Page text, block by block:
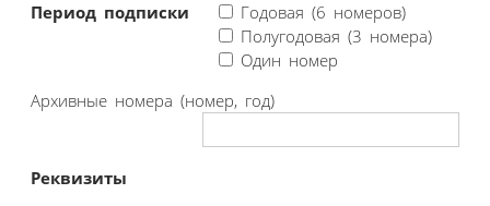
Период подписки
Годовая (6 номеров)
Полугодовая (3 номера)
Один номер
Архивные номера (номер, год)
Реквизиты